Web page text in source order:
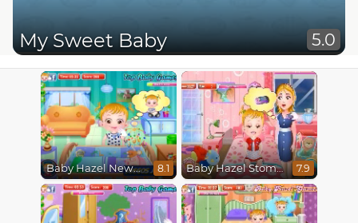
My Sweet Baby 5.0
Baby Hazel Newborn Vaccination 8.1 Baby Hazel Stomach Care 7.9